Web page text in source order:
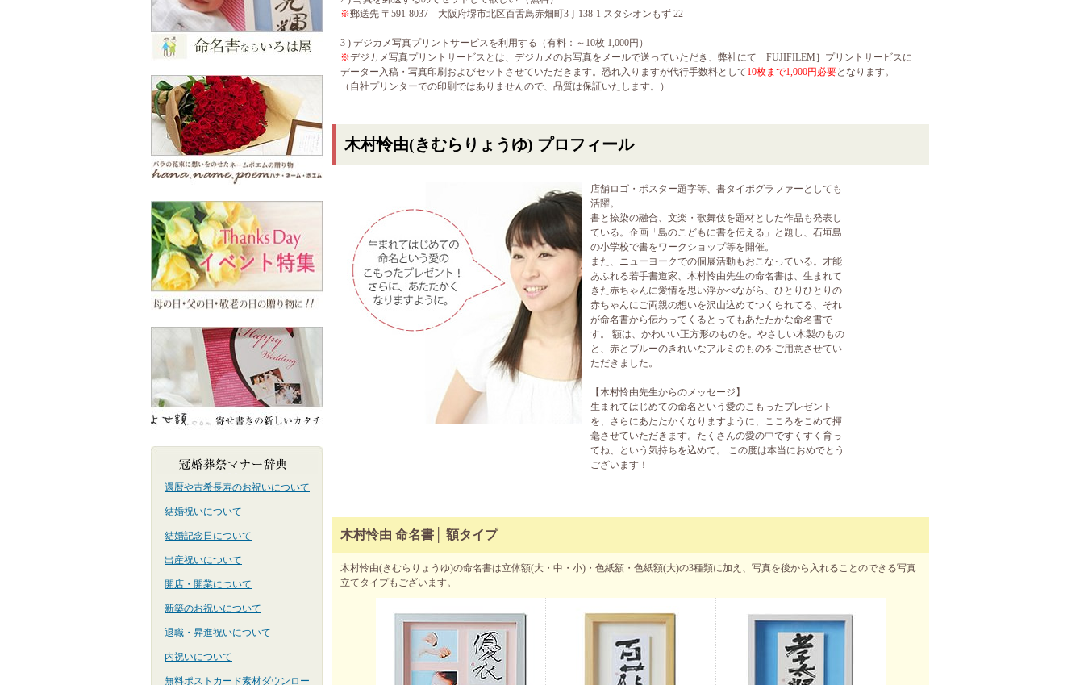
還暦や古希長寿のお祝いについて
結婚祝いについて
結婚記念日について
出産祝いについて
開店・開業について
新築のお祝いについて
退職・昇進祝いについて
内祝いについて
無料ポストカード素材ダウンロー
※郵送先 〒591-8037 大阪府堺市北区百舌鳥赤畑町3丁138-1 スタシオンもず 22
3 ) デジカメ写真プリントサービスを利用する（有料：～10枚 1,000円）
※デジカメ写真プリントサービスとは、デジカメのお写真をメールで送っていただき、弊社にて FUJIFILEM］プリントサービスに
データー入稿・写真印刷およびセットさせていただきます。恐れ入りますが代行手数料として10枚まで1,000円必要となります。
（自社プリンターでの印刷ではありませんので、品質は保証いたします。）
木村怜由(きむらりょうゆ) プロフィール
店舗ロゴ・ポスター題字等、書タイポグラファーとしても
活躍。
書と捺染の融合、文楽・歌舞伎を題材とした作品も発表し
ている。企画「島のこどもに書を伝える」と題し、石垣島
の小学校で書をワークショップ等を開催。
また、ニューヨークでの個展活動もおこなっている。才能
あふれる若手書道家、木村怜由先生の命名書は、生まれて
きた赤ちゃんに愛情を思い浮かべながら、ひとりひとりの
赤ちゃんにご両親の想いを沢山込めてつくられてる、それ
が命名書から伝わってくるとってもあたたかな命名書で
す。 額は、かわいい正方形のものを。やさしい木製のもの
と、赤とブルーのきれいなアルミのものをご用意させてい
ただきました。
【木村怜由先生からのメッセージ】
生まれてはじめての命名という愛のこもったプレゼント
を、さらにあたたかくなりますように、こころをこめて揮
毫させていただきます。たくさんの愛の中ですくすく育っ
てね、という気持ちを込めて。 この度は本当におめでとう
ございます！
木村怜由 命名書│ 額タイプ
木村怜由(きむらりょうゆ)の命名書は立体額(大・中・小)・色紙額・色紙額(大)の3種類に加え、写真を後から入れることのできる写真
立てタイプもございます。